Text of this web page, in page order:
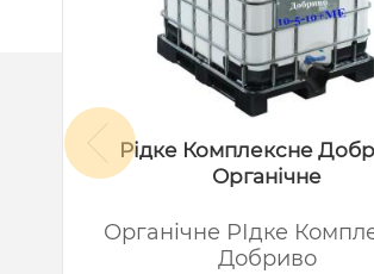
Рідке Комплексне
Органічне
Органічне РІдке
Добриво